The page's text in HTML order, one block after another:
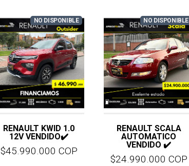
NO DISPONIBLE
RENAULT KWID 1.0
12V VENDIDO✔️
$45.990.000 COP
NO DISPONIBLE
RENAULT SCALA
AUTOMATICO
VENDIDO ✔️
$24.990.000 COP